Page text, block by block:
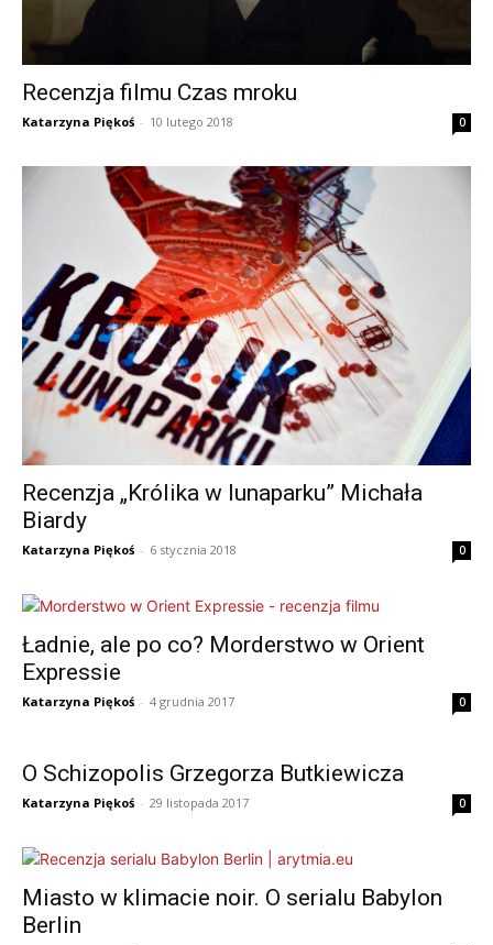
Recenzja filmu Czas mroku
Katarzyna Piękoś - 10 lutego 2018 0
Recenzja „Królika w lunaparku” Michała
Biardy
Katarzyna Piękoś - 6 stycznia 2018 0
Ładnie, ale po co? Morderstwo w Orient
Expressie
Katarzyna Piękoś - 4 grudnia 2017 0
O Schizopolis Grzegorza Butkiewicza
Katarzyna Piękoś - 29 listopada 2017 0
Miasto w klimacie noir. O serialu Babylon
Berlin